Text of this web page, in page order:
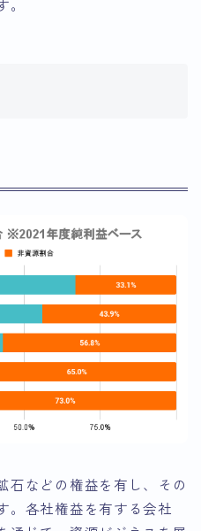
石などの権益を有し、その
。各社権益を有する会社